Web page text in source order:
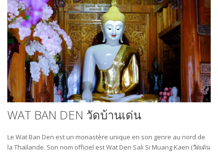
WAT BAN DEN วัดบ้านเด่น
Le Wat Ban Den est un monastère unique en son genre au nord de
la Thaïlande. Son nom officiel est Wat Den Sali Si Muang Kaen (วัดเด่น